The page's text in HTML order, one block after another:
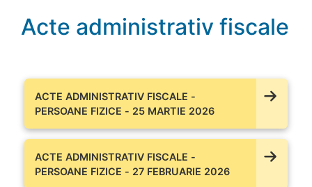
Acte administrativ fiscale
ACTE ADMINISTRATIV FISCALE -
PERSOANE FIZICE - 25 MARTIE 2026
ACTE ADMINISTRATIV FISCALE -
PERSOANE FIZICE - 27 FEBRUARIE 2026